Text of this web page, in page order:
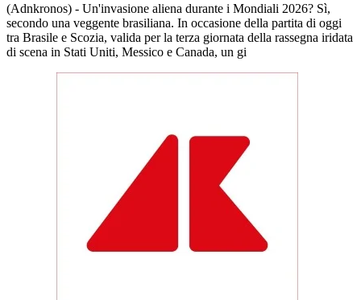
(Adnkronos) - Un'invasione aliena durante i Mondiali 2026? Sì,
secondo una veggente brasiliana. In occasione della partita di oggi
tra Brasile e Scozia, valida per la terza giornata della rassegna iridata
di scena in Stati Uniti, Messico e Canada, un gi